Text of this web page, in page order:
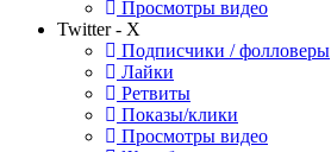
Просмотры видео
Twitter - X
Подписчики / фолловеры
Лайки
Ретвиты
Показы/клики
Просмотры видео